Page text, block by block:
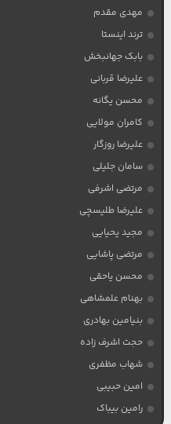
مهدی مقدم
ترند اینستا
بابک جهانبخش
علیرضا قربانی
محسن یگانه
کامران مولایی
علیرضا روزگار
سامان جلیلی
مرتضی اشرفی
علیرضا طلیسچی
مجید یحیایی
مرتضی پاشایی
محسن یاحقی
بهنام علمشاهی
بنیامین بهادری
حجت اشرف زاده
شهاب مظفری
امین حبیبی
رامین بیباک